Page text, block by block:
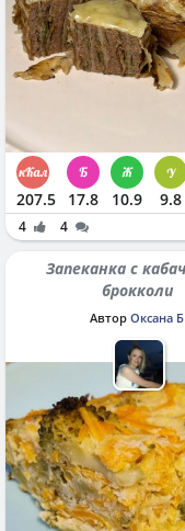
207.5 17.8 10.9 9.8
4 4
Запеканка с кабачком и
брокколи
Автор Оксана Б